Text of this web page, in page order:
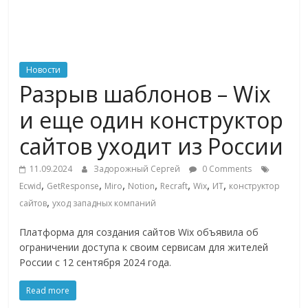
логистике,
технологиях,
соцсетях
Портал
об
онлайн-
сервисах
для
Commerce,
Новости
Разрыв шаблонов – Wix
и еще один конструктор
сайтов уходит из России
11.09.2024 Задорожный Сергей
0 Comments
Ecwid, GetResponse, Miro, Notion, Recraft,Wix, ИТ, конструктор
сайтов,уход западных компаний
Платформа для создания сайтов Wix объявила об
ограничении доступа к своим сервисам для жителей
России с 12 сентября 2024 года.
Read more